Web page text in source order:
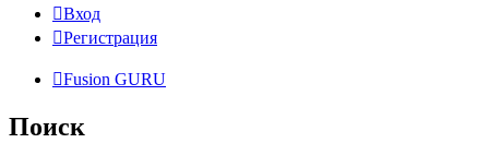
Вход
Регистрация
Fusion GURU
Поиск